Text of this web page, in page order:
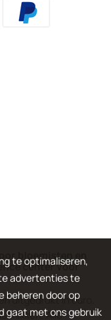
bloemisten en
center voor
uitgedrukt in euro.
Alle
te optimaliseren,
advertenties te
beheren door op
gaat met ons gebruik